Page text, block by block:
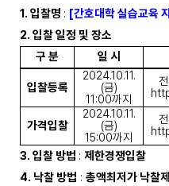
1. 입찰명 : [간호대학 실습교육
2. 입찰 일정 및 장소
구 분
일 시
입찰등록
2024.10.11.
(금)
11:00까지
가격입찰
2024.10.11.
(금)
15:00까지
3. 입찰 방법 : 제한경쟁입찰
4. 낙찰 방법 : 총액최저가 낙찰제